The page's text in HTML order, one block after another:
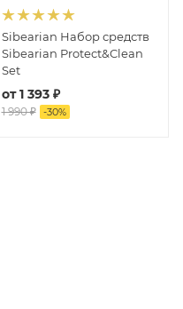
Sibearian Набор средств
Sibearian Protect&Clean
Set
от1 393 ₽
1 990 ₽ -30%